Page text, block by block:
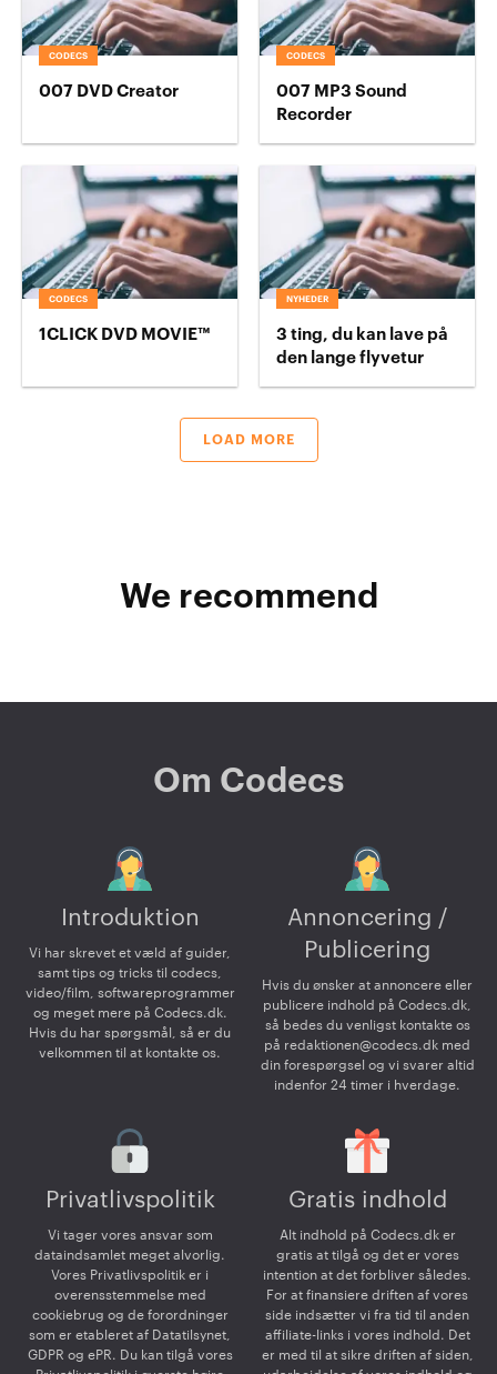
CODECS
007 DVD Creator
CODECS
007 MP3 Sound
Recorder
CODECS
1CLICK DVD MOVIE™
NYHEDER
3 ting, du kan lave på
den lange flyvetur
LOAD MORE
We recommend
Om Codecs
Introduktion
Vi har skrevet et væld af guider,
samt tips og tricks til codecs,
video/film, softwareprogrammer
og meget mere på Codecs.dk.
Hvis du har spørgsmål, så er du
velkommen til at kontakte os.
Annoncering /
Publicering
Hvis du ønsker at annoncere eller
publicere indhold på Codecs.dk,
så bedes du venligst kontakte os
på redaktionen@codecs.dk med
din forespørgsel og vi svarer altid
indenfor 24 timer i hverdage.
Privatlivspolitik
Vi tager vores ansvar som
dataindsamlet meget alvorlig.
Vores Privatlivspolitik er i
overensstemmelse med
cookiebrug og de forordninger
som er etableret af Datatilsynet,
GDPR og ePR. Du kan tilgå vores
Gratis indhold
Alt indhold på Codecs.dk er
gratis at tilgå og det er vores
intention at det forbliver således.
For at finansiere driften af vores
side indsætter vi fra tid til anden
affiliate-links i vores indhold. Det
er med til at sikre driften af siden,